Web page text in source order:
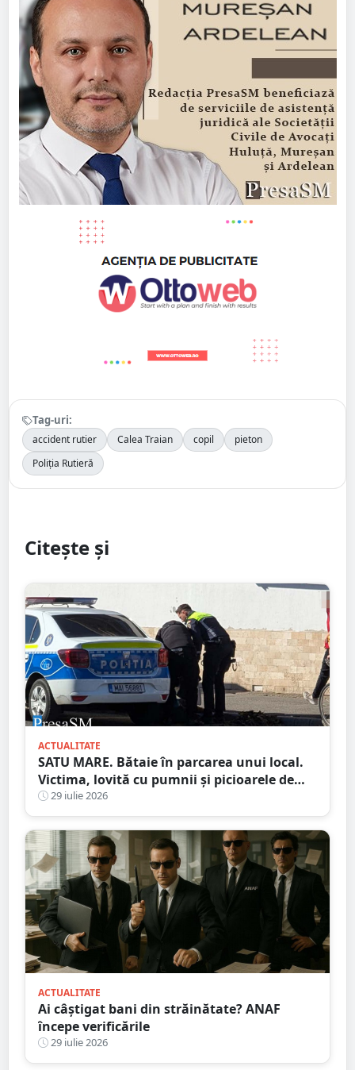
Tag-uri:
accident rutier Calea Traian copil
pieton
Poliția Rutieră
Citește și
ACTUALITATE
SATU MARE. Bătaie în parcarea unui local.
Victima, lovită cu pumnii și picioarele de
trei agresori
29 iulie 2026
ACTUALITATE
Ai câștigat bani din străinătate? ANAF
începe verificările
29 iulie 2026